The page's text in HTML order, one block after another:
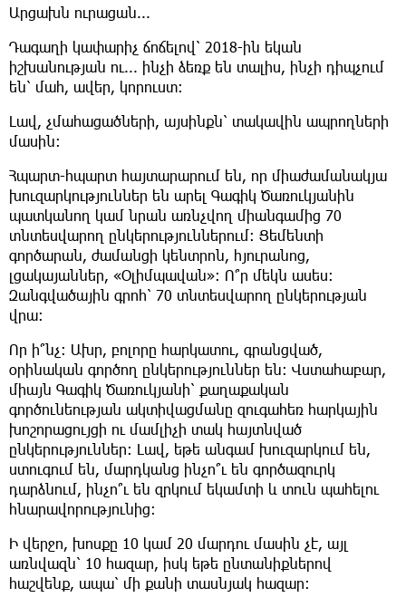
Արցախն ուրացան...
Դագաղի կափարիչ ճոճելով՝ 2018-ին եկան
իշխանության ու... ինչի ձեռք են տալիս, ինչի դիպչում
են՝ մահ, ավեր, կորուստ:
Լավ, չմահացածների, այսինքն՝ տակավին ապրողների
մասին:
Հպարտ-հպարտ հայտարարում են, որ միաժամանակյա
խուզարկություններ են արել Գագիկ Ծառուկյանին
պատկանող կամ նրան առնչվող միանգամից 70
տնտեսվարող ընկերություններում: Ցեմենտի
գործարան, ժամանցի կենտրոն, հյուրանոց,
լցակայաններ, «Օլիմպավան»: Ո՞ր մեկն ասես:
Զանգվածային գրոհ՝ 70 տնտեսվարող ընկերության
վրա:
Որ ի՞նչ: Ախր, բոլորը հարկատու, գրանցված,
օրինական գործող ընկերություններ են: Վստահաբար,
միայն Գագիկ Ծառուկյանի՝ քաղաքական
գործունեության ակտիվացմանը զուգահեռ հարկային
խոշորացույցի ու մամլիչի տակ հայտնված
ընկերություններ: Լավ, եթե անգամ խուզարկում են,
ստուգում են, մարդկանց ինչո՞ւ են գործազուրկ
դարձնում, ինչո՞ւ են զրկում եկամտի և տուն պահելու
հնարավորությունից:
Ի վերջո, խոսքը 10 կամ 20 մարդու մասին չէ, այլ
առնվազն՝ 10 հազար, իսկ եթե ընտանիքներով
հաշվենք, ապա՝ մի քանի տասնյակ հազար: